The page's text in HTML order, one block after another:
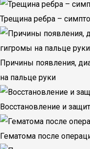
Трещина ребра –
Причины появления,
на пальце руки
Восстановление и
Гематома после